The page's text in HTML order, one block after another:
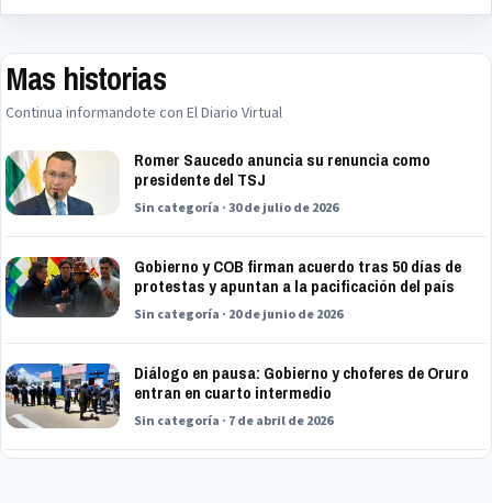
Mas historias
Continua informandote con El Diario Virtual
Romer Saucedo anuncia su renuncia como
presidente del TSJ
Sin categoría · 30 de julio de 2026
Gobierno y COB firman acuerdo tras 50 días de
protestas y apuntan a la pacificación del país
Sin categoría · 20 de junio de 2026
Diálogo en pausa: Gobierno y choferes de Oruro
entran en cuarto intermedio
Sin categoría · 7 de abril de 2026